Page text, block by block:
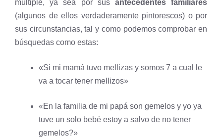
múltiple, ya sea por sus antecedentes familiares
(algunos de ellos verdaderamente pintorescos) o por
sus circunstancias, tal y como podemos comprobar en
búsquedas como estas:
«Si mi mamá tuvo mellizas y somos 7 a cual le
va a tocar tener mellizos»
«En la familia de mi papá son gemelos y yo ya
tuve un solo bebé estoy a salvo de no tener
gemelos?»